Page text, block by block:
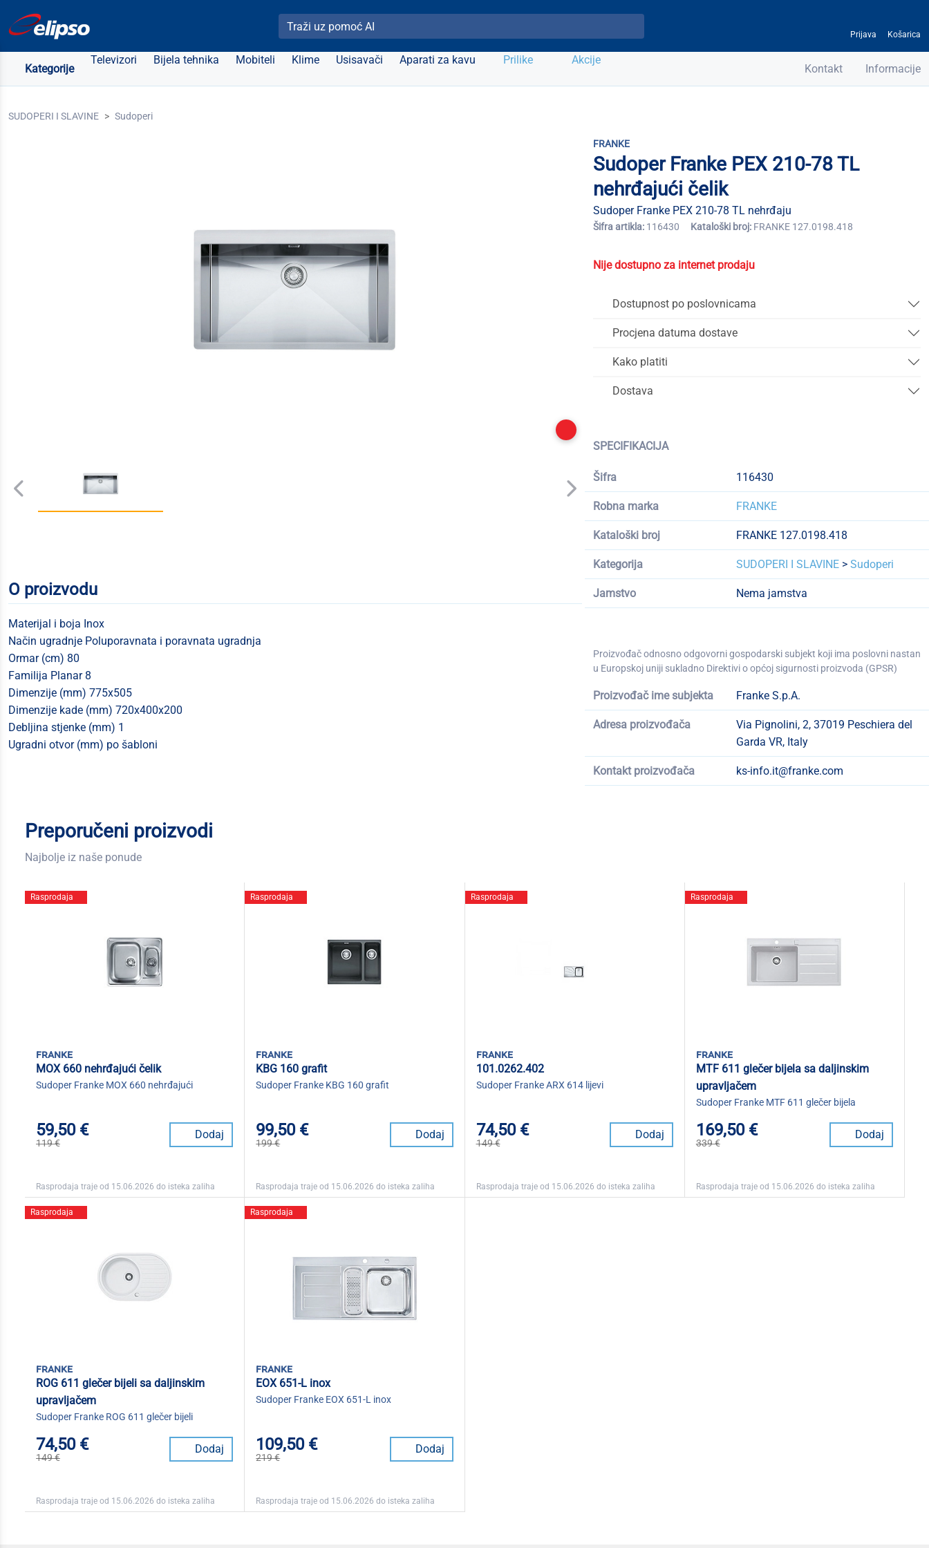
Pretraži Elipso
Prijava Košarica
Kategorije
Televizori Bijela tehnika Mobiteli Klime Usisavači Aparati za kavu Prilike Akcije
Kontakt Informacije
SUDOPERI I SLAVINE Sudoperi
FRANKE
Sudoper Franke PEX 210-78 TL
nehrđajući čelik
Sudoper Franke PEX 210-78 TL nehrđaju
Šifra artikla: 116430 Kataloški broj: FRANKE 127.0198.418
Nije dostupno za internet prodaju
Dostupnost po poslovnicama
Procjena datuma dostave
Kako platiti
Dostava
SPECIFIKACIJA
Šifra 116430
Robna marka FRANKE
Kataloški broj FRANKE 127.0198.418
Kategorija SUDOPERI I SLAVINE >Sudoperi
Jamstvo Nema jamstva
Proizvođač odnosno odgovorni gospodarski subjekt koji ima poslovni nastan
u Europskoj uniji sukladno Direktivi o općoj sigurnosti proizvoda (GPSR)
Proizvođač ime subjekta Franke S.p.A.
Adresa proizvođača
Via Pignolini, 2, 37019 Peschiera del
Garda VR, Italy
Kontakt proizvođača ks-info.it@franke.com
O proizvodu
Materijal i boja Inox
Način ugradnje Poluporavnata i poravnata ugradnja
Ormar (cm) 80
Familija Planar 8
Dimenzije (mm) 775x505
Dimenzije kade (mm) 720x400x200
Debljina stjenke (mm) 1
Ugradni otvor (mm) po šabloni
Preporučeni proizvodi
Najbolje iz naše ponude
Rasprodaja
franke
MOX 660 nehrđajući čelik
Sudoper Franke MOX 660 nehrđajući
59,50 €
119 €
Dodaj
Rasprodaja traje od 15.06.2026 do isteka zaliha
Rasprodaja
franke
KBG 160 grafit
Sudoper Franke KBG 160 grafit
99,50 €
199 €
Dodaj
Rasprodaja traje od 15.06.2026 do isteka zaliha
Rasprodaja
franke
101.0262.402
Sudoper Franke ARX 614 lijevi
74,50 €
149 €
Dodaj
Rasprodaja traje od 15.06.2026 do isteka zaliha
Rasprodaja
franke
MTF 611 glečer bijela sa daljinskim
upravljačem
Sudoper Franke MTF 611 glečer bijela
169,50 €
339 €
Dodaj
Rasprodaja traje od 15.06.2026 do isteka zaliha
Rasprodaja
franke
ROG 611 glečer bijeli sa daljinskim
upravljačem
Sudoper Franke ROG 611 glečer bijeli
74,50 €
149 €
Dodaj
Rasprodaja traje od 15.06.2026 do isteka zaliha
Rasprodaja
franke
EOX 651-L inox
Sudoper Franke EOX 651-L inox
109,50 €
219 €
Dodaj
Rasprodaja traje od 15.06.2026 do isteka zaliha